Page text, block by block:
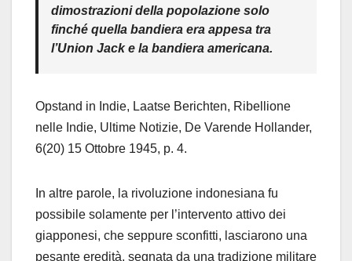
dimostrazioni della popolazione solo
finché quella bandiera era appesa tra
l’Union Jack e la bandiera americana.
Opstand in Indie, Laatse Berichten, Ribellione
nelle Indie, Ultime Notizie, De Varende Hollander,
6(20) 15 Ottobre 1945, p. 4.
In altre parole, la rivoluzione indonesiana fu
possibile solamente per l’intervento attivo dei
giapponesi, che seppure sconfitti, lasciarono una
pesante eredità, segnata da una tradizione militare